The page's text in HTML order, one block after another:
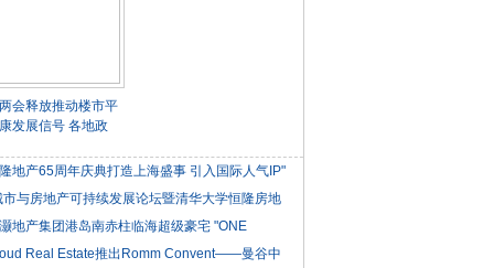
会释放推动楼市平
发展信号 各地政
地产65周年庆典打造上海盛事 引入国际人气IP"
市与房地产可持续发展论坛暨清华大学恒隆房地
地产集团港岛南赤柱临海超级豪宅 "ONE
Real Estate推出Romm Convent——曼谷中